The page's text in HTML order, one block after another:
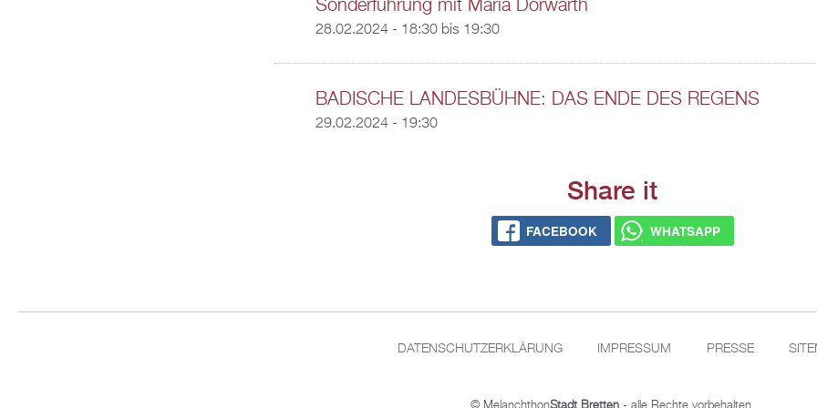
Sonderführung mit Maria Dorwarth
28.02.2024 - 18:30bis 19:30
BADISCHE LANDESBÜHNE: DAS ENDE DES REGENS
29.02.2024 - 19:30
Share it
FACEBOOK WHATSAPP
DATENSCHUTZERKLÄRUNG IMPRESSUM PRESSE